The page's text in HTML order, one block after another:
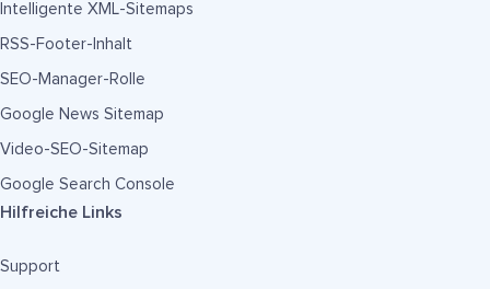
Intelligente XML-Sitemaps
RSS-Footer-Inhalt
SEO-Manager-Rolle
Google News Sitemap
Video-SEO-Sitemap
Google Search Console
Hilfreiche Links
Support